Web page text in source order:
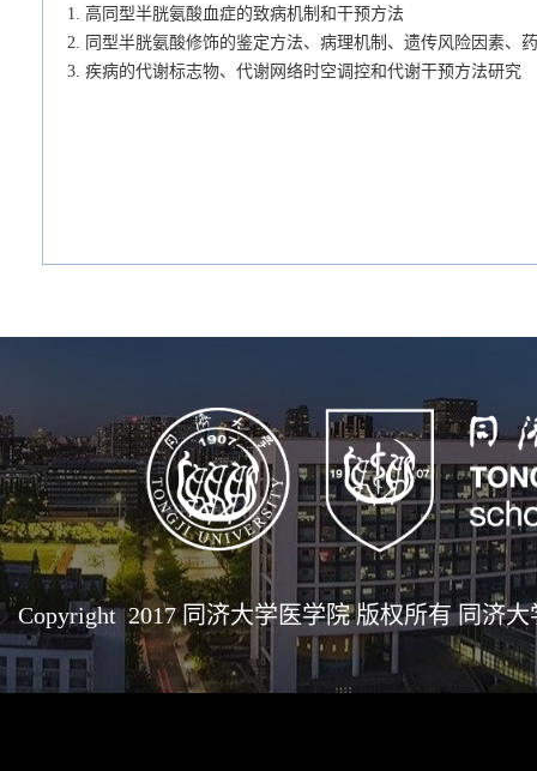
1. 高同型半胱氨酸血症的致病机制和干预方法
2. 同型半胱氨酸修饰的鉴定方法、病理机制、遗传风险因素、
3. 疾病的代谢标志物、代谢网络时空调控和代谢干预方法研究
Copyright 2017 同济大学医学院 版权所有 同济